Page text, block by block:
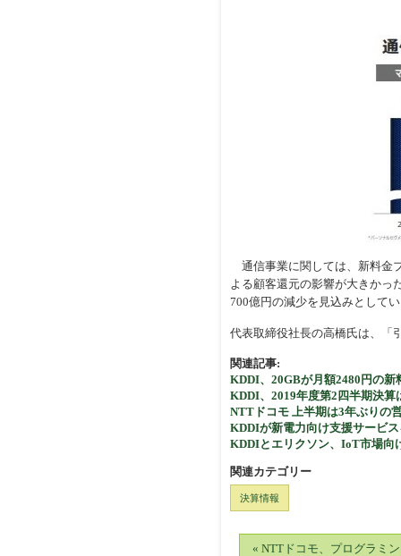
通信事業に関しては、新料金
よる顧客還元の影響が大きかっ
700億円の減少を見込みとして
代表取締役社長の高橋氏は、「
関連記事:
KDDI、20GBが月額2480円の新
KDDI、2019年度第2四半期決算
NTTドコモ 上半期は3年ぶりの
KDDIが新電力向け支援サービ
KDDIとエリクソン、IoT市場向
関連カテゴリー
決算情報
« NTTドコモ、プログラミ